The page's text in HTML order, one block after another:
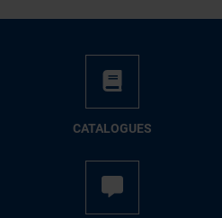
CATALOGUES